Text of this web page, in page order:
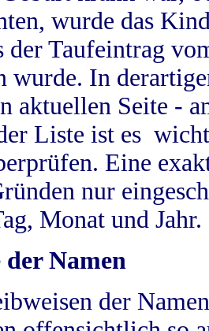
wurde das
der Taufeintrag
wurde. In
aktuellen Seite -
Liste ist es
Eine
nur
Monat und Jahr.
der Namen
der